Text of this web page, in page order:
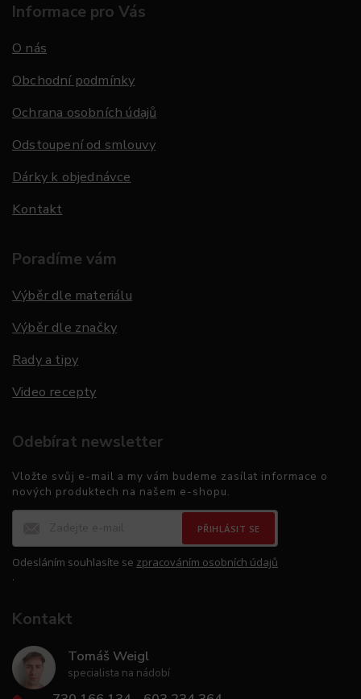
Informace pro Vás
O nás
Obchodní podmínky
Ochrana osobních údajů
Odstoupení od smlouvy
Dárky k objednávce
Kontakt
Poradíme vám
Výběr dle materiálu
Výběr dle značky
Rady a tipy
Video recepty
Odebírat newsletter
Vložte svůj e-mail a my vám budeme zasílat informace o
nových produktech na našem e-shopu.
PŘIHLÁSIT SE
Odesláním souhlasíte se zpracováním osobních údajů
.
Kontakt
Tomáš Weigl
specialista na nádobí